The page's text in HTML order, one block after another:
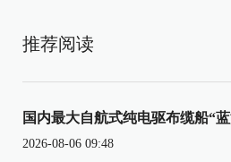
推荐阅读
国内最大自航式纯电驱布缆船“
2026-08-06 09:48